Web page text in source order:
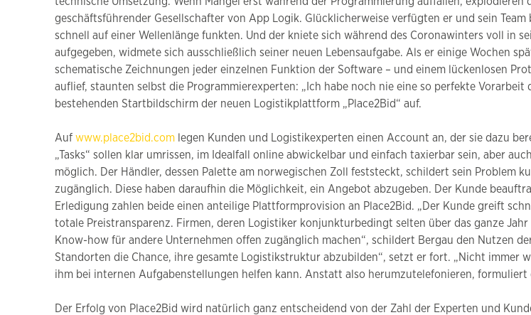
geschäftsführender Gesellschafter von App Logik. Glücklicherweise verfügten er und sein
schnell auf einer Wellenlänge funkten. Und der kniete sich während des Coronawinters voll in
aufgegeben, widmete sich ausschließlich seiner neuen Lebensaufgabe. Als er einige Wochen
schematische Zeichnungen jeder einzelnen Funktion der Software – und einem lückenlosen
auflief, staunten selbst die Programmierexperten: „Ich habe noch nie eine so perfekte
bestehenden Startbildschirm der neuen Logistikplattform „Place2Bid“ auf.
Auf www.place2bid.com legen Kunden und Logistikexperten einen Account an, der sie dazu
„Tasks“ sollen klar umrissen, im Idealfall online abwickelbar und einfach taxierbar sein, aber
möglich. Der Händler, dessen Palette am norwegischen Zoll feststeckt, schildert sein Problem
zugänglich. Diese haben daraufhin die Möglichkeit, ein Angebot abzugeben. Der Kunde
Erledigung zahlen beide einen anteilige Plattformprovision an Place2Bid. „Der Kunde greift
totale Preistransparenz. Firmen, deren Logistiker konjunkturbedingt selten über das ganze
Know-how für andere Unternehmen offen zugänglich machen“, schildert Bergau den Nutzen
Standorten die Chance, ihre gesamte Logistikstruktur abzubilden“, setzt er fort. „Nicht immer
ihm bei internen Aufgabenstellungen helfen kann. Anstatt also herumzutelefonieren, formuliert
Der Erfolg von Place2Bid wird natürlich ganz entscheidend von der Zahl der Experten und